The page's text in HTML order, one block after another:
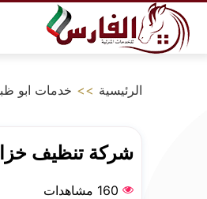
التجاوز
الرئيسية >> خدمات ابو
شركة تنظيف خزانات
160 مشاهدات